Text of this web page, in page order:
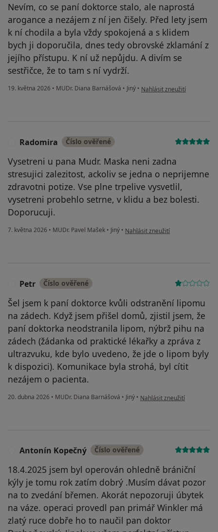
Nevím, co se paní doktorce stalo, ale naprostá
arogance a nezájem z ní jen čišely. Před lety jsem
k ní chodila a byla vždy spokojená a s klidem
bych ji doporučila, dnes tedy obrovské zklamání z
jejího přístupu. K ní už nepůjdu. A divím se
sestřičce, že to tam s ní vydrží.
19. května 2026 • MUDr. Diana Barnášová • Jiný • podle názoru uživatele Jana
Nahlásit zneužití
Radomira Číslo ověřené
Vysetreni u pana Mudr. Maska neni zadna
stresujici zalezitost, ackoliv se jedna o neprijemne
zdravotni potize. Vse plne trpelive vysvetlil,
vysetreni probehlo setrne, v klidu a bez bolesti.
Doporucuji.
7. května 2026 • MUDr. Pavel Mašek • Jiný • podle názoru uživatele Radomira
Nahlásit zneužití
Petr Číslo ověřené
Šel jsem k paní doktorce kvůli odstranění lipomu
na zádech. Když jsem přišel domů, zjistil jsem, že
paní doktorka neodstranila lipom, nýbrž pihu na
zádech (žádanka od praktické lékařky a zpráva z
ultrazvuku, kde bylo uvedeno, že jde o lipom byly
k dispozici). Komunikace byla strohá, byl cítit
nezájem o pacienta.
20. dubna 2026 • MUDr. Diana Barnášová • Jiný • podle názoru uživatele Petr
Nahlásit zneužití
Antonín Kopečný Číslo ověřené
18.4.2025 jsem byl operován ohledně brániční
kýly je tomu rok zatím dobrý .Musím dávat pozor
na to zvedání břemen. Akorát nepozoruji úbytek
na váze. operaci provedl pan primář Winkler má
zlatý ruce dobře ho to naučil pan doktor